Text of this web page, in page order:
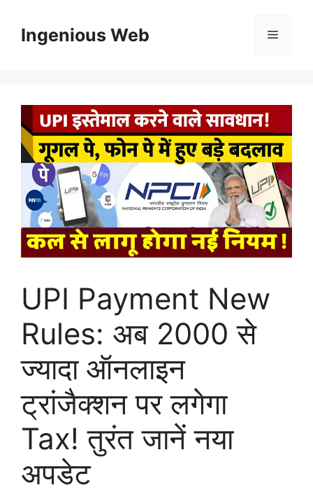
contentIngenious Web Menu
UPI Payment New
Rules: अब 2000 से
ज्यादा ऑनलाइन
ट्रांजैक्शन पर लगेगा
Tax! तुरंत जानें नया
अपडेट